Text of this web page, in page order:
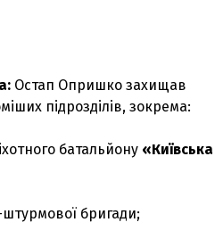
Остап Опришко захищав
підрозділів, зокрема:
батальйону «Київська
бригади;